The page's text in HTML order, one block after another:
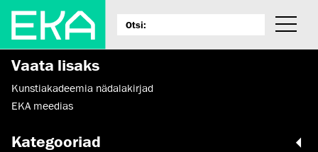
Vaata lisaks
Kunstiakadeemia nädalakirjad
EKA meedias
Kategooriad